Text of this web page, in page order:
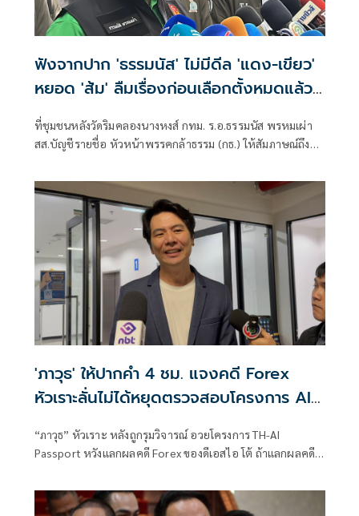
ฟังจากปาก 'ธรรมนัส' ไม่มีดีล 'แดง-เขียว'
หยอด 'ส้ม' ลืมเรื่องก่อนเลือกตั้งหมดแล้ว
ศัตรูก็กลับมารักกันได้
ที่ชุมชนหลังวัดริมคลองนางหงส์ กทม. ร.อ.ธรรมนัส พรหมเผ่า
สส.บัญชีรายชื่อ หัวหน้าพรรคกล้าธรรม (กธ.) ให้สัมภาษณ์ถึง
'ภาวุธ' ให้ปากคำ 4 ชม. แจงคดี Forex
หัวเราะลั่นไม่ได้หยุดตรวจสอบโครงการ AI
“ภาวุธ” หัวเราะ หลังถูกรุมวิจารณ์ อวยโครงการ TH-AI
Passport หวังแลกผลคดี Forex ของดีเอสไอ โต้ ถ้าแลกผลคดี
งานประชุมคณะอนุฯหลายชุด เผยยังมีเพื่อน สส.รายอื่นของ
พรรคประชาชน รับผิดชอบโดยตรงอยู่แล้ว